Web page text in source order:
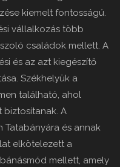
kiemelt fontosságú.
vállalkozás több
családok mellett. A
és az azt kiegészítő
Székhelyük a
található, ahol
biztosítanak. A
és annak
elkötelezett a
mellett, amely